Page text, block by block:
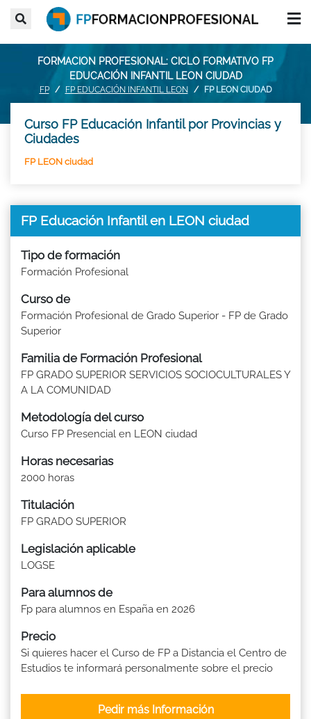
FORMACION PROFESIONAL: CICLO FORMATIVO FP
EDUCACIÓN INFANTIL LEON CIUDAD
FP FP EDUCACIÓN INFANTIL LEON FP LEON CIUDAD
Curso FP Educación Infantil por Provincias y
Ciudades
FP LEON ciudad
FP Educación Infantil en LEON ciudad
Tipo de formación
Formación Profesional
Curso de
Formación Profesional de Grado Superior - FP de Grado
Superior
Familia de Formación Profesional
FP GRADO SUPERIOR SERVICIOS SOCIOCULTURALES Y
A LA COMUNIDAD
Metodología del curso
Curso FP Presencial en LEON ciudad
Horas necesarias
2000 horas
Titulación
FP GRADO SUPERIOR
Legislación aplicable
LOGSE
Para alumnos de
Fp para alumnos en España en 2026
Precio
Si quieres hacer el Curso de FP a Distancia el Centro de
Estudios te informará personalmente sobre el precio
Pedir más Información